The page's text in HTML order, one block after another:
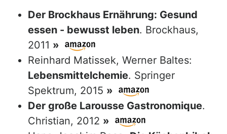
Der Brockhaus Ernährung: Gesund
essen - bewusst leben. Brockhaus,
2011 »
Reinhard Matissek, Werner Baltes:
Lebensmittelchemie. Springer
Spektrum, 2015 »
Der große Larousse Gastronomique.
Christian, 2012 »